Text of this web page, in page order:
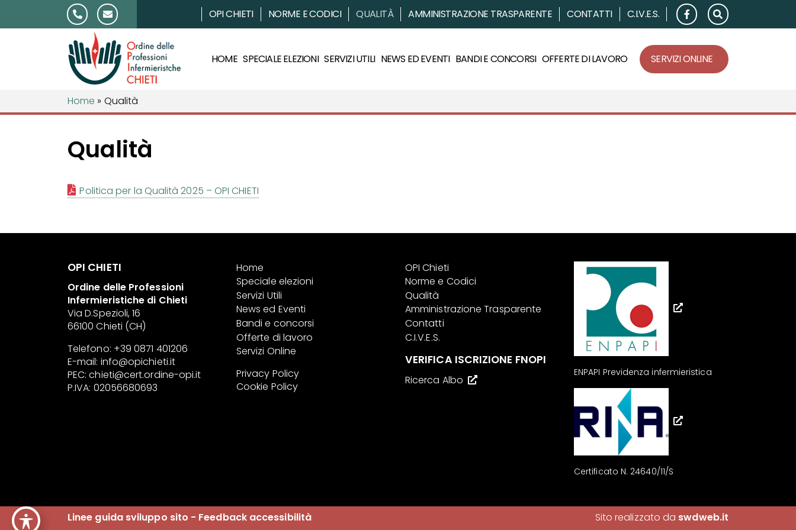
Salta al contenuto
OPI CHIETI NORME E CODICI QUALITÀ AMMINISTRAZIONE TRASPARENTE CONTATTI C.I.V.E.S.
HOME SPECIALE ELEZIONI SERVIZI UTILI NEWS ED EVENTI BANDI E CONCORSI OFFERTE DI LAVORO SERVIZI ONLINE
Home » Qualità
Qualità
Politica per la Qualità 2025 – OPI CHIETI
OPI CHIETI
Ordine delle Professioni
Infermieristiche di Chieti
Via D.Spezioli, 16
66100 Chieti (CH)
Telefono: +39 0871 401206
E-mail: info@opichieti.it
PEC:chieti@cert.ordine-opi.it
P.IVA: 02056680693
Home
Speciale elezioni
Servizi Utili
News ed Eventi
Bandi e concorsi
Offerte di lavoro
Servizi Online
Privacy Policy
Cookie Policy
OPI Chieti
Norme e Codici
Qualità
Amministrazione Trasparente
Contatti
C.I.V.E.S.
VERIFICA ISCRIZIONE FNOPI
Ricerca Albo
ENPAPI Previdenza infermieristica
Certificato N. 24640/11/S
Linee guida sviluppo sito - Feedback accessibilità Sito realizzato da swdweb.it